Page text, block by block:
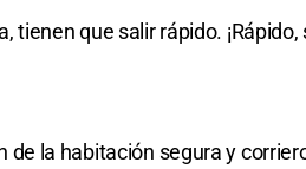
tienen que salir rápido.
de la habitación segura y